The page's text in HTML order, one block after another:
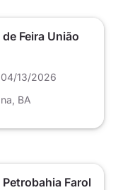
Feira União
13/2026
, BA
Farol